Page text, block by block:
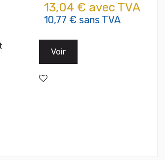
13,04 € avec TVA
10,77 € sans TVA
Voir